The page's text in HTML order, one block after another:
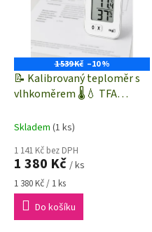
1 539 Kč –10 %
📝 Kalibrovaný teploměr s
vlhkoměrem 🌡️💧 TFA
Skladem (1 ks)
1 141 Kč bez DPH
1 380 Kč / ks
Měrná
cena:
1 380 Kč / 1 ks
Do košíku